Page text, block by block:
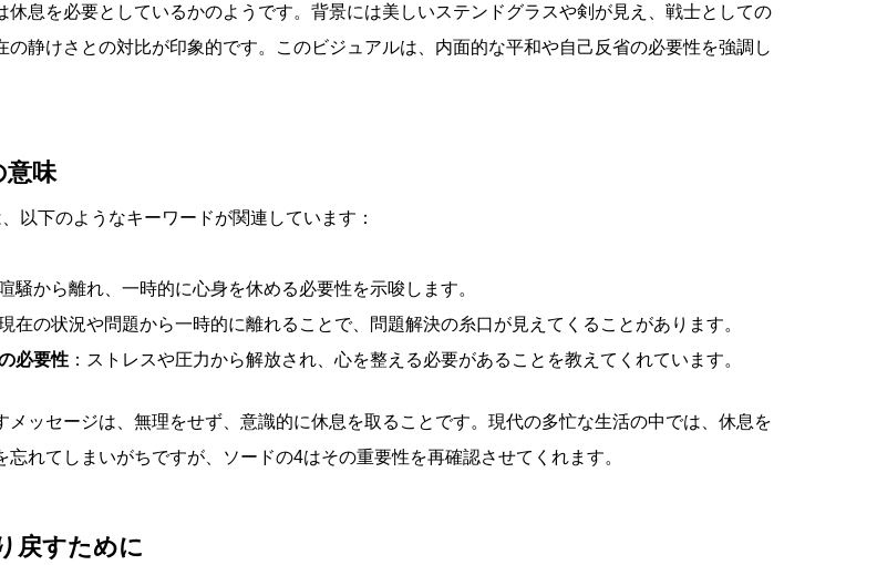
休息を必要としているかのようです。背景には美しいステンドグラスや剣が見え、戦士としての
の静けさとの対比が印象的です。このビジュアルは、内面的な平和や自己反省の必要性を強調し
意味
、以下のようなキーワードが関連しています：
騒から離れ、一時的に心身を休める必要性を示唆します。
現在の状況や問題から一時的に離れることで、問題解決の糸口が見えてくることがあります。
必要性：ストレスや圧力から解放され、心を整える必要があることを教えてくれています。
メッセージは、無理をせず、意識的に休息を取ることです。現代の多忙な生活の中では、休息を
忘れてしまいがちですが、ソードの4はその重要性を再確認させてくれます。
戻すために